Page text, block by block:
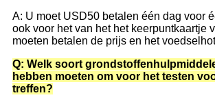
A: U moet USD50 betalen één dag voor
ook voor het van het het keerpuntkaartje
moeten betalen de prijs en het
Q: Welk soort
hebben moeten om voor het testen
treffen?